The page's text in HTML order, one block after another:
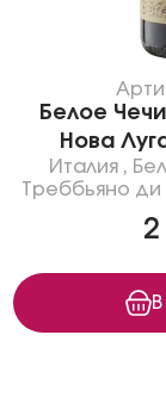
Белое
Нова
Италия ,
Треббьяно ди
2